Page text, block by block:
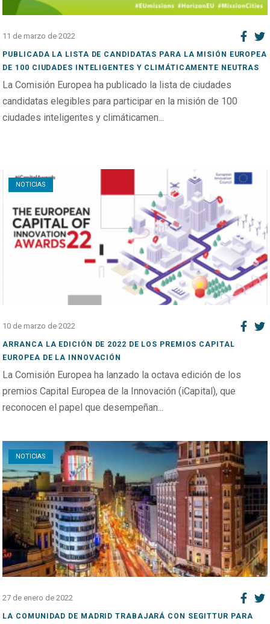
11 de marzo de 2022
PUBLICADA LA LISTA DE CANDIDATAS PARA LA MISIÓN EUROPEA
DE 100 CIUDADES INTELIGENTES Y CLIMÁTICAMENTE NEUTRAS
La Comisión Europea ha publicado la lista de ciudades
candidatas elegibles para participar en la misión de 100
ciudades inteligentes y climáticamen...
NOTICIAS
10 de marzo de 2022
ARRANCA LA EDICIÓN DE 2022 DE LOS PREMIOS CAPITAL
EUROPEA DE LA INNOVACIÓN
La Comisión Europea ha lanzado la octava edición de los
premios Capital Europea de la Innovación (iCapital), que
reconocen el papel que desempeñan...
NOTICIAS
Open post
27 de enero de 2022
LA COMUNIDAD DE MADRID TRABAJARÁ CON SEGITTUR PARA